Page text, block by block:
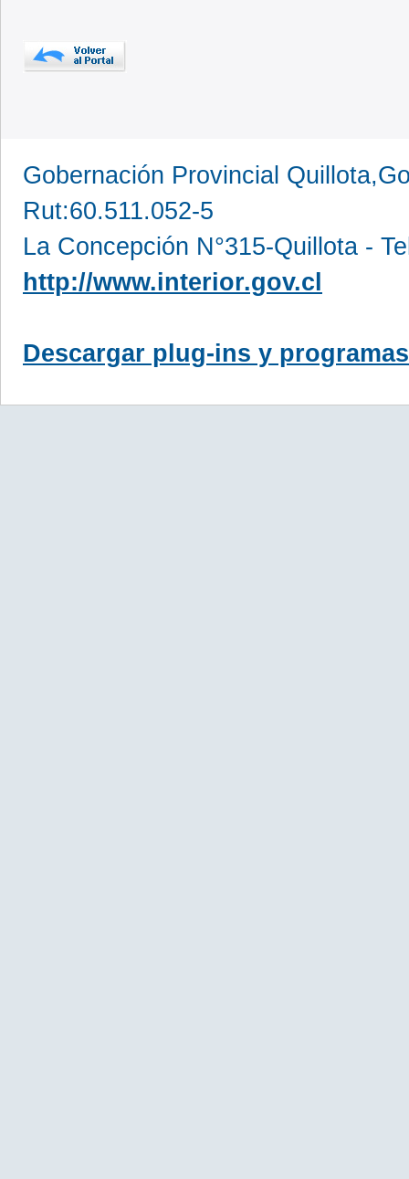
Gobernación Provincial
Rut:60.511.052-5
La Concepción N°315-Quillota -
http://www.interior.gov.cl
Descargar plug-ins y